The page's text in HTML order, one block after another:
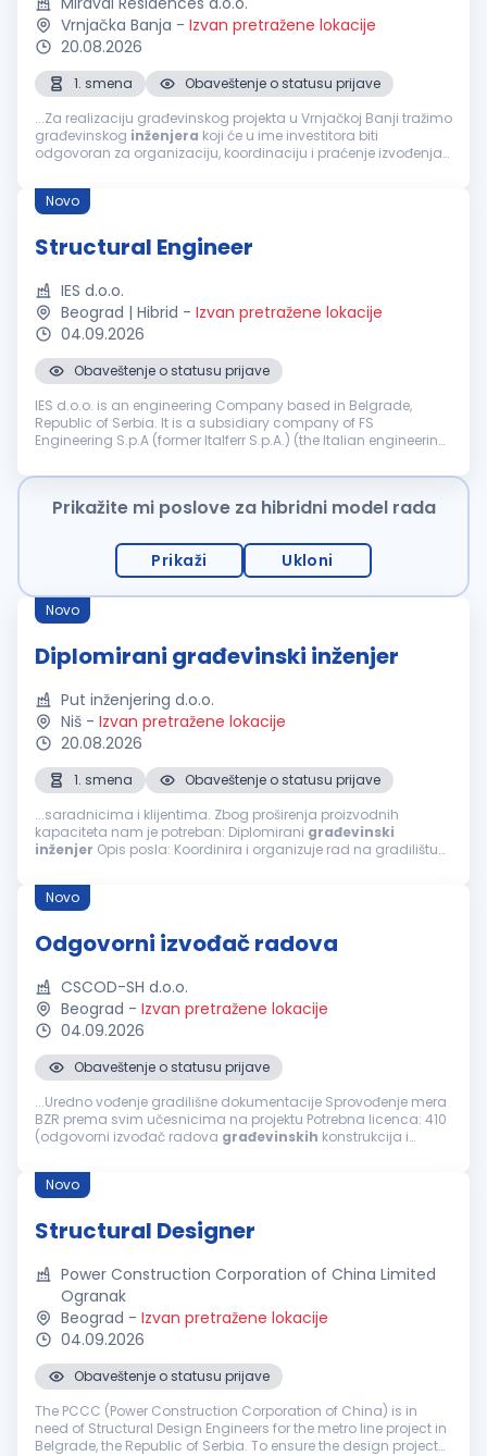
Vrnjačka Banja - Izvan pretražene lokacije
20.08.2026
1. smena
Obaveštenje o statusu prijave
...Za realizaciju građevinskog projekta u Vrnjačkoj Banji tražimo
građevinskog inženjera koji će u ime investitora biti
odgovoran za organizaciju, koordinaciju i praćenje izvođenja
iskustvom...
Novo
Structural Engineer
IES d.o.o.
Beograd | Hibrid - Izvan pretražene lokacije
04.09.2026
Obaveštenje o statusu prijave
IES d.o.o. is an engineering Company based in Belgrade,
Republic of Serbia. It is a subsidiary company of FS
Engineering S.p.A (former Italferr S.p.A.) (the Italian engineering
Group). Company IES ...
Prikažite mi poslove za hibridni model rada
Prikaži Ukloni
Novo
Diplomirani građevinski inženjer
Put inženjering d.o.o.
Niš - Izvan pretražene lokacije
20.08.2026
1. smena
Obaveštenje o statusu prijave
...saradnicima i klijentima. Zbog proširenja proizvodnih
kapaciteta nam je potreban: Diplomirani građevinski
inženjer Opis posla: Koordinira i organizuje rad na gradilištu
geodetskim instrumentima...
Novo
Odgovorni izvođač radova
CSCOD-SH d.o.o.
Beograd - Izvan pretražene lokacije
04.09.2026
Obaveštenje o statusu prijave
...Uredno vođenje gradilišne dokumentacije Sprovođenje mera
BZR prema svim učesnicima na projektu Potrebna licenca: 410
(odgovorni izvođač radova građevinskih konstrukcija i
niskogradnje i hidrogradnje...
Novo
Structural Designer
Power Construction Corporation of China Limited
Ogranak
Beograd - Izvan pretražene lokacije
04.09.2026
Obaveštenje o statusu prijave
The PCCC (Power Construction Corporation of China) is in
need of Structural Design Engineers for the metro line project in
Belgrade, the Republic of Serbia. To ensure the design project